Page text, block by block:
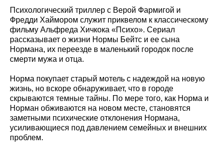
Психологический триллер с Верой Фармигой и
Фредди Хаймором служит приквелом к классическому
фильму Альфреда Хичкока «Психо». Сериал
рассказывает о жизни Нормы Бейтс и ее сына
Нормана, их переезде в маленький городок после
смерти мужа и отца.
Норма покупает старый мотель с надеждой на новую
жизнь, но вскоре обнаруживает, что в городе
скрываются темные тайны. По мере того, как Норма и
Норман обживаются на новом месте, становятся
заметными психические отклонения Нормана,
усиливающиеся под давлением семейных и внешних
проблем.